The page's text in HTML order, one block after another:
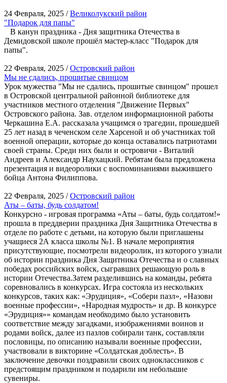
24 Февраля, 2025 /Великолукский район
"Подарок для папы"
В канун праздника - Дня защитника Отечества в
Демидовской школе прошёл мастер-класс "Подарок для
папы".
22 Февраля, 2025 /Островский район
Мы не сдались, прошитые свинцом
Урок мужества "Мы не сдались, прошитые свинцом" прошел
в Островской центральной районной библиотеке для
участников местного отделения "Движение Первых"
Островского района. Зав. отделом информационной работы
Черкашина Е.А. рассказала учащимся о трагедии, прошедшей
25 лет назад в чеченском селе Харсеной и об участниках той
военной операции, которые до конца оставались патриотами
своей страны. Среди них были и островичи - Виталий
Андреев и Александр Наухацкий. Ребятам была предложена
презентация и видеоролики с воспоминаниями выжившего
бойца Антона Филиппова.
22 Февраля, 2025 /Островский район
Аты – баты, будь солдатом!
Конкурсно - игровая программа «Аты – баты, будь солдатом!»
прошла в преддверии праздника Дня Защитника Отечества в
отделе по работе с детьми, на которую были приглашены
учащиеся 2А класса школы №1. В начале мероприятия
присутствующие, посмотрели видеоролик, из которого узнали
об истории праздника Дня Защитника Отечества и о славных
победах российских войск, сыгравших решающую роль в
истории Отечества.Затем разделившись на команды, ребята
соревновались в конкурсах. Игра состояла из нескольких
конкурсов, таких как: «Эрудиция», «Собери пазл», «Назови
военные профессии», «Народная мудрость» и др. В конкурсе
«Эрудиция»» командам необходимо было установить
соответствие между загадками, изображениями воинов и
родами войск, далее из пазлов собирали танк, составляли
пословицы, по описанию называли военные профессии,
участвовали в викторине «Солдатская доблесть». В
заключение девочки поздравили своих одноклассников с
предстоящим праздником и подарили им небольшие
сувениры.